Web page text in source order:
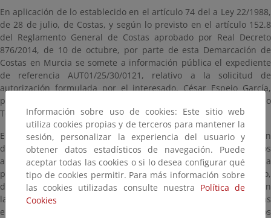
En aplicación de lo establecido en el artículo 74 del a Ley 22/1988,
de 28 de julio, de Costas, y según lo previsto en el artículo 152.8
del Reglamento General de Costas aprobado por Real Decreto
876/2014, de 10 de octubre, por parte de esta Demarcación de
Costas en Murcia se somete a información pública el expediente
de referencia AUT01/25/30/0121, relativo a la solicitud de
autorización formulada por el interesado, César Espejo García,
para autorización de ocupación del Dominio Público Marítimo
Terrestre para las anualidades 2026-2029.
El expediente administrativo de referencia estará a disposición
del público durante un plazo de veinte (20) días hábiles, contados
a partir del día siguiente a aquel en que tenga lugar la
publicación de este anuncio en el Boletín Oficial del Estado,
dentro del cual se puede consultar en esta página, así como en
las oficinas de esta Demarcación de Costas en Murcia, ubicadas
en Avenida Alfonso X “El Sabio”, 6 - 1ª planta, Edificio de Servicios
Información sobre uso de cookies: Este sitio web
utiliza cookies propias y de terceros para mantener la
sesión, personalizar la experiencia del usuario y
obtener datos estadísticos de navegación. Puede
aceptar todas las cookies o si lo desea configurar qué
tipo de cookies permitir. Para más información sobre
las cookies utilizadas consulte nuestra Política de
Cookies